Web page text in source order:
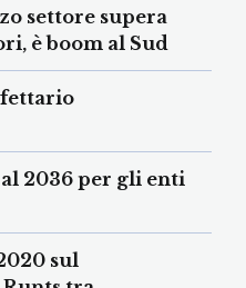
settore supera
è boom al Sud
2036 per gli enti
sul